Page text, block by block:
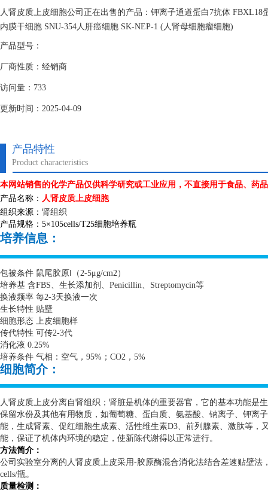
人肾皮质上皮细胞公司正在出售的产品：钾离子通道蛋白7抗体
内膜干细胞 SNU-354人肝癌细胞 SK-NEP-1 (人肾母细胞瘤细胞)
产品型号：
厂商性质：经销商
访问量：733
更新时间：2025-04-09
产品特性
Product characteristics
本网站销售的化学产品仅供科学研究或工业应用，不直接用于食品、药
产品名称： 人肾皮质上皮细胞
组织来源： 肾组织
产品规格： 5×105cells/T25细胞培养瓶
培养信息：
包被条件 鼠尾胶原Ⅰ（2-5μg/cm2）
培养基 含FBS、生长添加剂、 Penicillin、 Streptomycin等
换液频率 每2-3天换液一次
生长特性 贴壁
细胞形态 上皮细胞样
传代特性 可传2-3代
消化液 0.25%
培养条件 气相：空气， 95% ； CO2 ， 5%
细胞简介：
人肾皮质上皮分离自肾组织；肾脏是机体的重要器官，它的基本功能是
保留水份及其他有用物质，如葡萄糖、蛋白质、氨基酸、钠离子、钾离
能，生成肾素、促红细胞生成素、活性维生素D3、前列腺素、激肽等，
能，保证了机体内环境的稳定，使新陈代谢得以正常进行。
方法简介：
公司实验室分离的人肾皮质上皮采用-胶原酶混合消化法结合差速贴壁法
cells/瓶。
质量检测：